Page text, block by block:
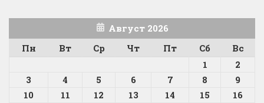
Август 2026
Пн
Вт Ср Чт Пт Сб
Вс
1
2
3
4 5 6 7 8
9
10
11 12 13 14 15
16